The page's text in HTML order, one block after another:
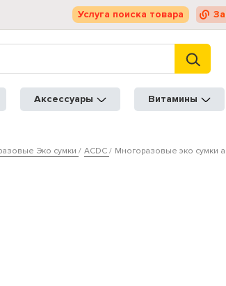
Услуга поиска товара
Аксессуары Витамины
Эко сумки ACDC Многоразовые эко сумки